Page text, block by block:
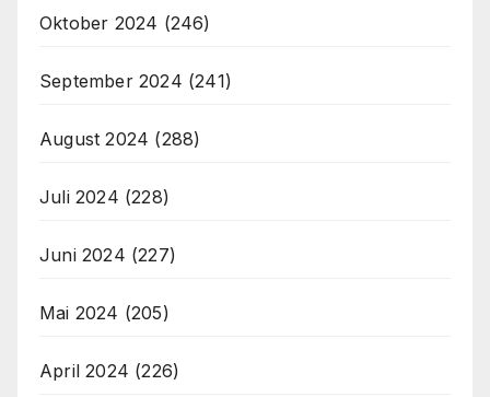
Oktober 2024 (246)
September 2024 (241)
August 2024 (288)
Juli 2024 (228)
Juni 2024 (227)
Mai 2024 (205)
April 2024 (226)